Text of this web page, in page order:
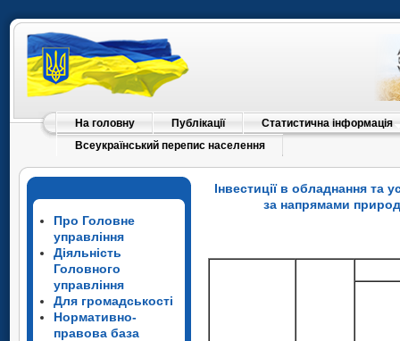
На головну Публікації
Статистична інформація
Всеукраїнський перепис населення
Про Головне
управління
Діяльність
Головного
управління
Для громадськості
Нормативно-
правова база
Інвестиції в обладнання та
за напрямами